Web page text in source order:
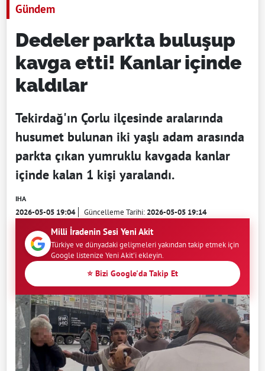
Gündem
Dedeler parkta buluşup
kavga etti! Kanlar içinde
kaldılar
Tekirdağ'ın Çorlu ilçesinde aralarında
husumet bulunan iki yaşlı adam arasında
parkta çıkan yumruklu kavgada kanlar
içinde kalan 1 kişi yaralandı.
IHA
2026-05-05 19:04 Güncelleme Tarihi:2026-05-05 19:14
Milli İradenin Sesi Yeni Akit
Türkiye ve dünyadaki gelişmeleri yakından takip etmek için
Google listenize Yeni Akit'i ekleyin.
⭐ Bizi Google'da Takip Et